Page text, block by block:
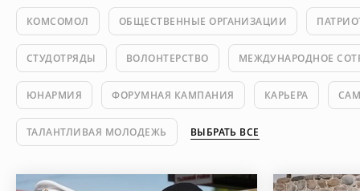
КОМСОМОЛ ОБЩЕСТВЕННЫЕ ОРГАНИЗАЦИИ
СТУДОТРЯДЫ ВОЛОНТЕРСТВО МЕЖДУНАРОДНОЕ
ЮНАРМИЯ ФОРУМНАЯ КАМПАНИЯ КАРЬЕРА
ТАЛАНТЛИВАЯ МОЛОДЕЖЬ ВЫБРАТЬ ВСЕ